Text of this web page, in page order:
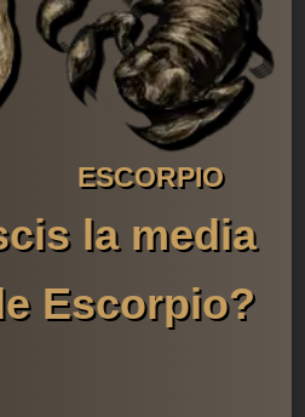
ESCORPIO
la media
Escorpio?